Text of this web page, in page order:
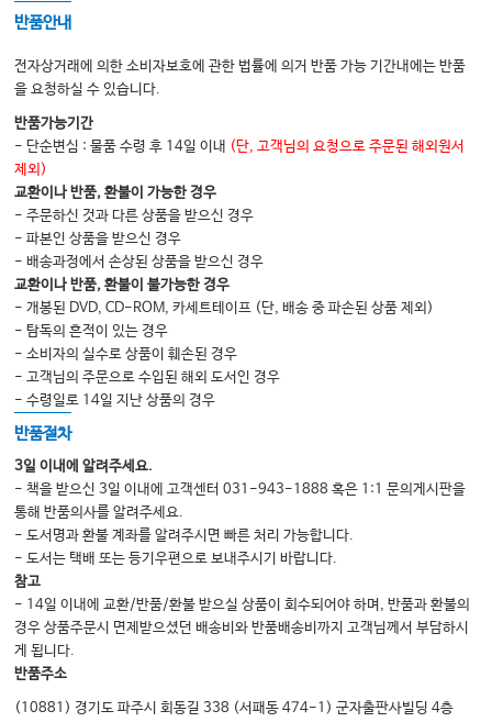
반품안내
전자상거래에 의한 소비자보호에 관한 법률에 의거 반품 가능 기간내에는 반품
을 요청하실 수 있습니다.
반품가능기간
- 단순변심 : 물품 수령 후 14일 이내 (단, 고객님의 요청으로 주문된 해외원서
제외)
교환이나 반품, 환불이 가능한 경우
- 주문하신 것과 다른 상품을 받으신 경우
- 파본인 상품을 받으신 경우
- 배송과정에서 손상된 상품을 받으신 경우
교환이나 반품, 환불이 불가능한 경우
- 개봉된 DVD, CD-ROM, 카세트테이프 (단, 배송 중 파손된 상품 제외)
- 탐독의 흔적이 있는 경우
- 소비자의 실수로 상품이 훼손된 경우
- 고객님의 주문으로 수입된 해외 도서인 경우
- 수령일로 14일 지난 상품의 경우
반품절차
3일 이내에 알려주세요.
- 책을 받으신 3일 이내에 고객센터 031-943-1888 혹은 1:1 문의게시판을
통해 반품의사를 알려주세요.
- 도서명과 환불 계좌를 알려주시면 빠른 처리 가능합니다.
- 도서는 택배 또는 등기우편으로 보내주시기 바랍니다.
참고
- 14일 이내에 교환/반품/환불 받으실 상품이 회수되어야 하며, 반품과 환불의
경우 상품주문시 면제받으셨던 배송비와 반품배송비까지 고객님께서 부담하시
게 됩니다.
반품주소
(10881) 경기도 파주시 회동길 338 (서패동 474-1) 군자출판사빌딩 4층